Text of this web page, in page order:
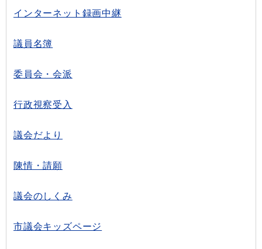
インターネット録画中継
議員名簿
委員会・会派
行政視察受入
議会だより
陳情・請願
議会のしくみ
市議会キッズページ